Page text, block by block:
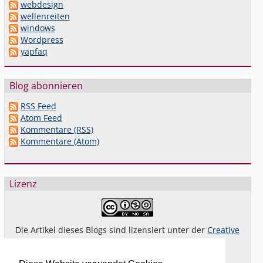
webdesign
wellenreiten
windows
Wordpress
yapfaq
Blog abonnieren
RSS Feed
Atom Feed
Kommentare (RSS)
Kommentare (Atom)
Lizenz
Die Artikel dieses Blogs sind lizensiert unter derCreative